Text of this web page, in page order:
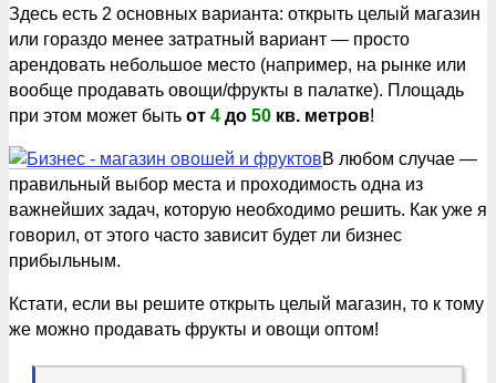
Здесь есть 2 основных варианта: открыть целый магазин
или гораздо менее затратный вариант — просто
арендовать небольшое место (например, на рынке или
вообще продавать овощи/фрукты в палатке). Площадь
при этом может быть от 4 до 50 кв. метров!
В любом случае —
правильный выбор места и проходимость одна из
важнейших задач, которую необходимо решить. Как уже я
говорил, от этого часто зависит будет ли бизнес
прибыльным.
Кстати, если вы решите открыть целый магазин, то к тому
же можно продавать фрукты и овощи оптом!